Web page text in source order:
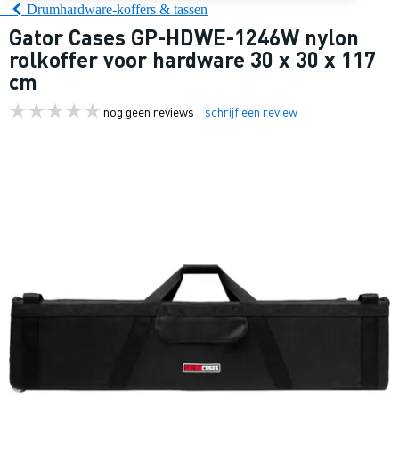
Drumhardware-koffers & tassen
Gator Cases GP-HDWE-1246W nylon
rolkoffer voor hardware 30 x 30 x 117
cm
nog geen reviews schrijf een review